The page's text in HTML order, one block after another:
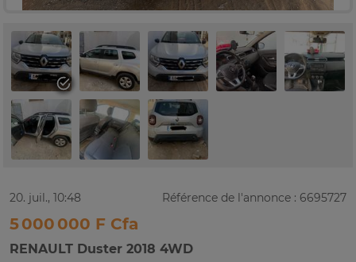
20. juil., 10:48 Référence de l'annonce : 6695727
5 000 000 F Cfa
RENAULT Duster 2018 4WD